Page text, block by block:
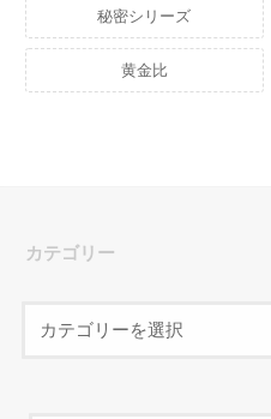
秘密シリーズ
黄金比
カテゴリー